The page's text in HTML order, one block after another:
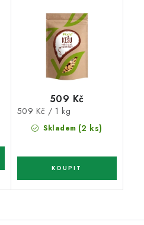
Skladem (2 ks)
509 Kč
Měrná
cena:
509 Kč / 1 kg